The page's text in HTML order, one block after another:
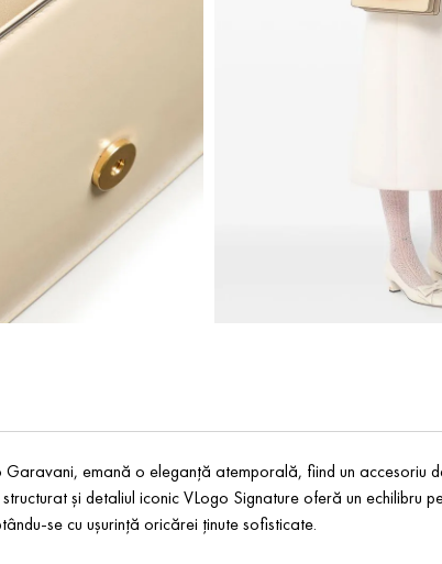
Garavani, emană o eleganță atemporală, fiind un accesoriu
și detaliul iconic VLogo Signature oferă un echilibru
se cu ușurință oricărei ținute sofisticate.